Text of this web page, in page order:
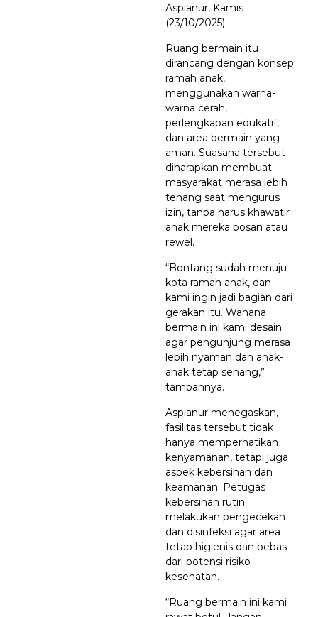
Aspianur, Kamis
(23/10/2025).
Ruang bermain itu
dirancang dengan konsep
ramah anak,
menggunakan warna-
warna cerah,
perlengkapan edukatif,
dan area bermain yang
aman. Suasana tersebut
diharapkan membuat
masyarakat merasa lebih
tenang saat mengurus
izin, tanpa harus khawatir
anak mereka bosan atau
rewel.
“Bontang sudah menuju
kota ramah anak, dan
kami ingin jadi bagian dari
gerakan itu. Wahana
bermain ini kami desain
agar pengunjung merasa
lebih nyaman dan anak-
anak tetap senang,”
tambahnya.
Aspianur menegaskan,
fasilitas tersebut tidak
hanya memperhatikan
kenyamanan, tetapi juga
aspek kebersihan dan
keamanan. Petugas
kebersihan rutin
melakukan pengecekan
dan disinfeksi agar area
tetap higienis dan bebas
dari potensi risiko
kesehatan.
“Ruang bermain ini kami